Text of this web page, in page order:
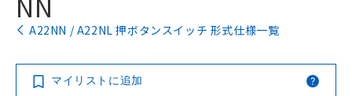
A22NN / A22NL 押ボタンスイッチ 形式仕様一覧
マイリストに追加